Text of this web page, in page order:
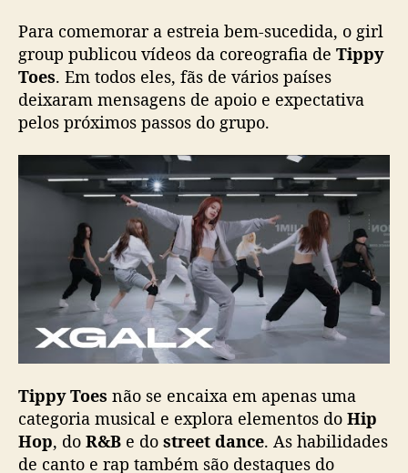
T
i
p
p
o
e
s
Para comemorar a estreia bem-sucedida, o girl
group publicou vídeos da coreografia de Tippy
Toes. Em todos eles, fãs de vários países
deixaram mensagens de apoio e expectativa
pelos próximos passos do grupo.
Tippy Toes não se encaixa em apenas uma
categoria musical e explora elementos do Hip
Hop, do R&B e do street dance. As habilidades
de canto e rap também são destaques do